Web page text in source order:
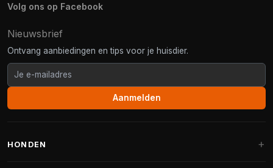
Volg ons op Facebook
Nieuwsbrief
Ontvang aanbiedingen en tips voor je huisdier.
Aanmelden
HONDEN